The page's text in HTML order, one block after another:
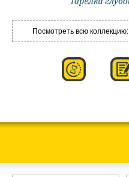
Посмотреть всю коллекцию: